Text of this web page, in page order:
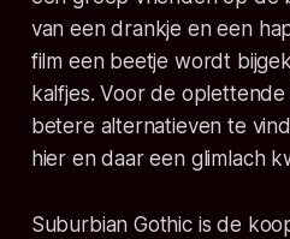
van een drankje en een
film een beetje wordt
kalfjes. Voor de oplettende
betere alternatieven te
hier en daar een glimlach
Suburbian Gothic is de